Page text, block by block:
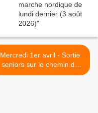
Mercredi 1er avril - Sortie
seniors sur le chemin de
Saint-Jacques >